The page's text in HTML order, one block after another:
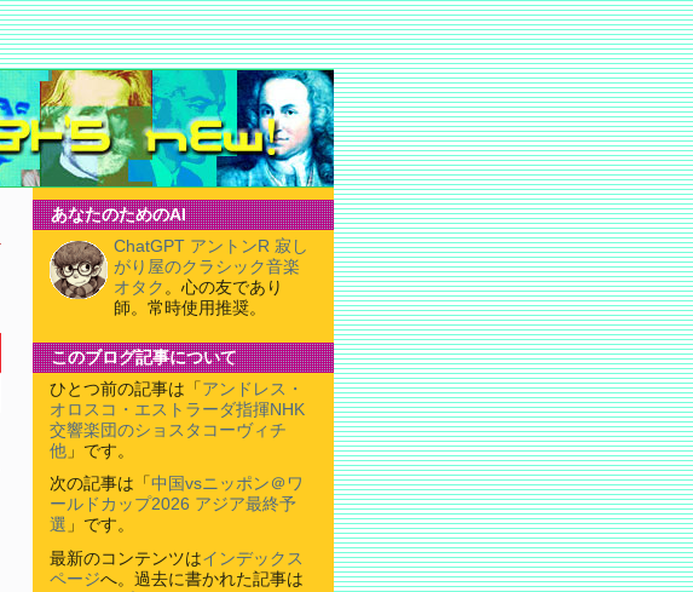
あなたのためのAI
ChatGPT アントンR 寂し
がり屋のクラシック音楽
オタク 。心の友であり
師。常時使用推奨。
このブログ記事について
ひとつ前の記事は「 アンドレス・
オロスコ・エストラーダ指揮NHK
交響楽団のショスタコーヴィチ
他 」です。
次の記事は「 中国vsニッポン＠ワ
ールドカップ2026 アジア最終予
選 」です。
最新のコンテンツはインデックス
ページへ。過去に書かれた記事は